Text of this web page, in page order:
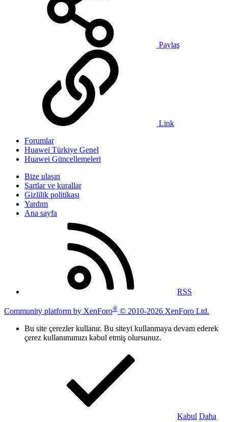
Paylaş
Link
Forumlar
Huawei Türkiye Genel
Huawei Güncellemeleri
Bize ulaşın
Şartlar ve kurallar
Gizlilik politikası
Yardım
Ana sayfa
RSS
Community platform by XenForo® © 2010-2026 XenForo Ltd.
Bu site çerezler kullanır. Bu siteyi kullanmaya devam ederek
çerez kullanımımızı kabul etmiş olursunuz.
Kabul Daha